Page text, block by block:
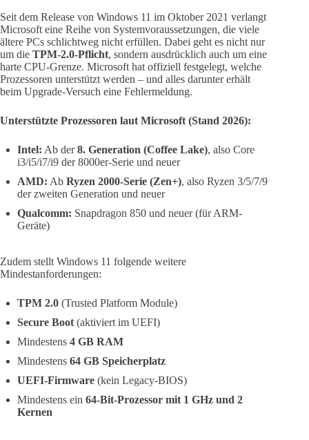
Seit dem Release von Windows 11 im Oktober 2021 verlangt
Microsoft eine Reihe von Systemvoraussetzungen, die viele
ältere PCs schlichtweg nicht erfüllen. Dabei geht es nicht nur
um die TPM-2.0-Pflicht, sondern ausdrücklich auch um eine
harte CPU-Grenze. Microsoft hat offiziell festgelegt, welche
Prozessoren unterstützt werden – und alles darunter erhält
beim Upgrade-Versuch eine Fehlermeldung.
Unterstützte Prozessoren laut Microsoft (Stand 2026):
Intel: Ab der8. Generation (Coffee Lake), also Core
i3/i5/i7/i9 der 8000er-Serie und neuer
AMD: Ab Ryzen 2000-Serie (Zen+), also Ryzen 3/5/7/9
der zweiten Generation und neuer
Qualcomm: Snapdragon 850 und neuer (für ARM-
Geräte)
Zudem stellt Windows 11 folgende weitere
Mindestanforderungen:
TPM 2.0 (Trusted Platform Module)
Secure Boot (aktiviert im UEFI)
Mindestens 4 GB RAM
Mindestens 64 GB Speicherplatz
UEFI-Firmware (kein Legacy-BIOS)
Mindestens ein 64-Bit-Prozessor mit 1 GHz und 2
Kernen